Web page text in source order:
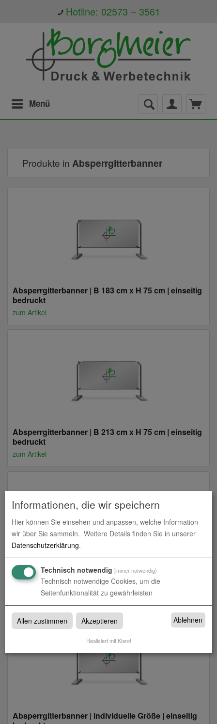
Hotline: 02573 – 3561
Menü
Produkte in Absperrgitterbanner
Absperrgitterbanner | B 183 cm x H 75 cm | einseitig
bedruckt
zum Artikel
Absperrgitterbanner | B 213 cm x H 75 cm | einseitig
bedruckt
zum Artikel
Absperrgitterbanner | B 233 cm x H 75 cm | einseitig
bedruckt
zum Artikel
Absperrgitterbanner | individuelle Größe | einseitig
Informationen, die wir speichern
Hier können Sie einsehen und anpassen, welche Information
wir über Sie sammeln. Weitere Details finden Sie in unserer
Datenschutzerklärung.
Technisch notwendig (immer notwendig)
Technisch notwendige Cookies, um die
Seitenfunktionalität zu gewährleisten
Allen zustimmen Akzeptieren Ablehnen
Realisiert mit Klaro!